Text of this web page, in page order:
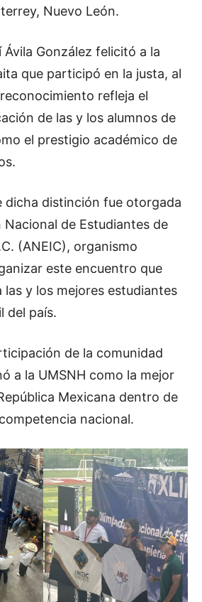
Nuevo León.
González felicitó a la
que participó en la justa, al
refleja el
de las y los alumnos de
el prestigio académico de
dicha distinción fue otorgada
Nacional de Estudiantes de
(ANEIC), organismo
este encuentro que
las y los mejores estudiantes
del país.
de la comunidad
a la UMSNH como la mejor
Mexicana dentro de
nacional.